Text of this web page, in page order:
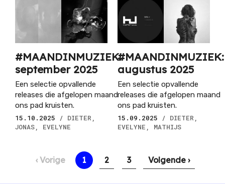
#MAANDINMUZIEK:
september 2025
Een selectie opvallende
releases die afgelopen maand
ons pad kruisten.
15.10.2025
/ DIETER,
JONAS, EVELYNE
#MAANDINMUZIEK:
augustus 2025
Een selectie opvallende
releases die afgelopen maand
ons pad kruisten.
15.09.2025
/ DIETER,
EVELYNE, MATHIJS
Paginering
Vorige
‹ Vorige
Huidige
1 Pagina
2 Pagina
3
Volgende
Volgende ›